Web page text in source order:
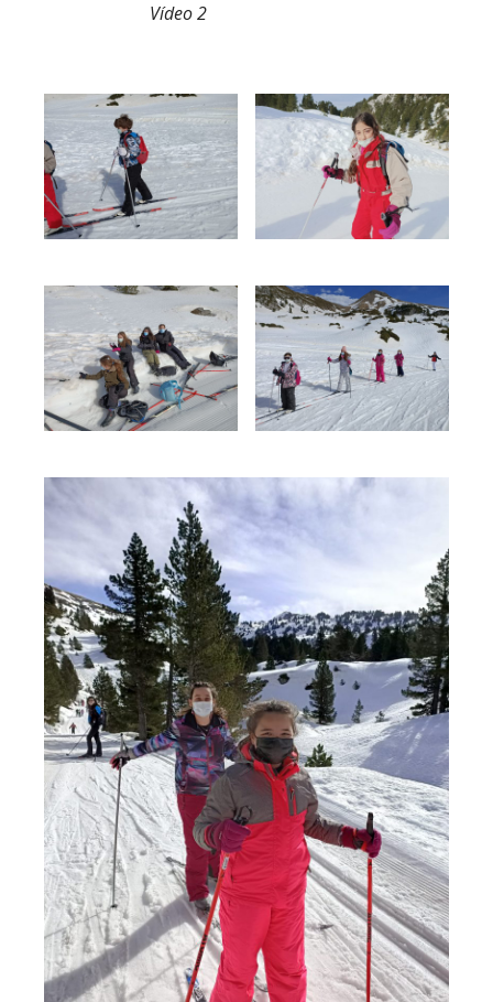
Vídeo 2